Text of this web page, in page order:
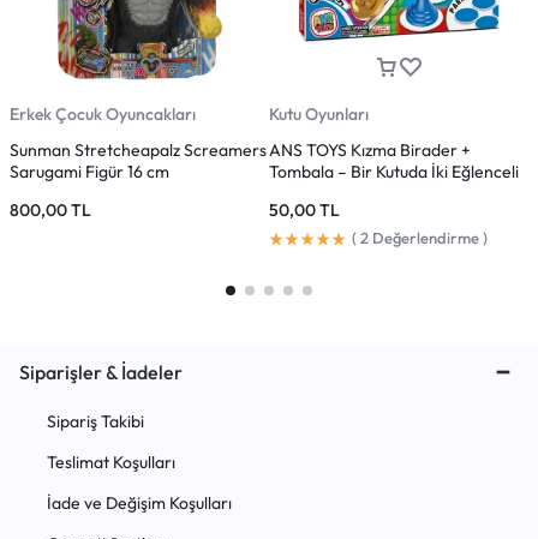
Erkek Çocuk Oyuncakları
Sunman Stretcheapalz Screamers
Sarugami Figür 16 cm
800,00TL
Kutu Oyunları
ANS TOYS Kızma Birader +
Tombala – Bir Kutuda İki Eğlenceli
50,00TL
(2 Değerlendirme )
Siparişler & İadeler
Sipariş Takibi
Teslimat Koşulları
İade ve Değişim Koşulları